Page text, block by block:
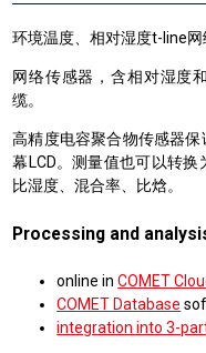
环境温度、相对湿度t-line网
网络传感器，含相对湿度
缆。
高精度电容聚合物传感器
幕LCD。测量值也可以转换
比湿度、混合率、比焓。
Processing and
online inCOMET
COMET Database
integration into 3-